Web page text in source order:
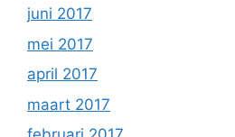
juni 2017
mei 2017
april 2017
maart 2017